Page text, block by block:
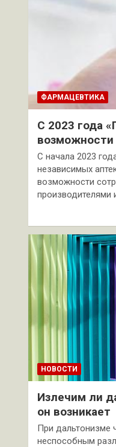
ФАРМАЦЕВТИКА
С 2023 года
возможности
С начала 2023
независимых
возможности
производителями
НОВОСТИ
Излечим ли
он возникает
При дальтонизме
неспособным